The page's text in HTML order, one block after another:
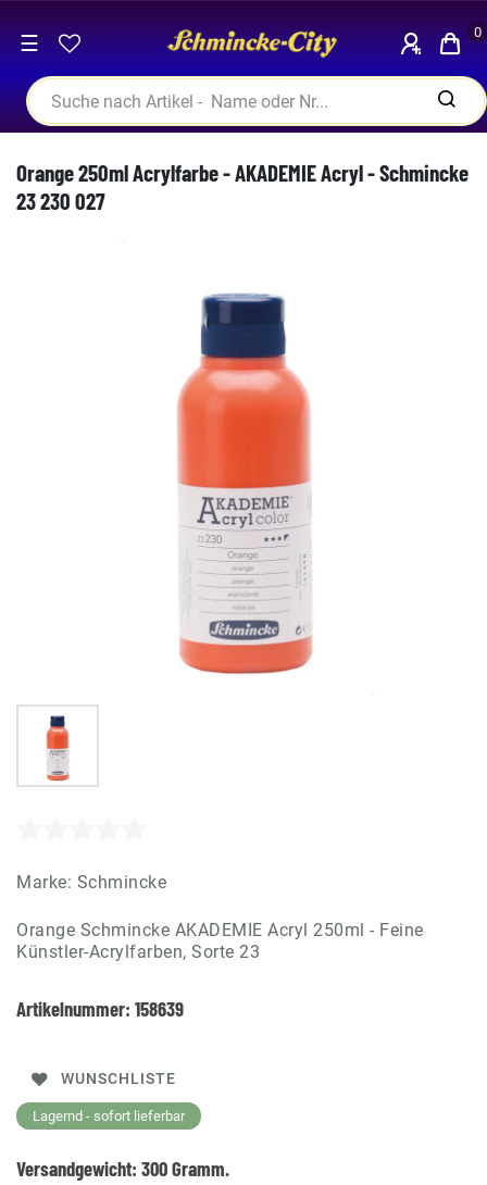
☰ 0
Orange 250ml Acrylfarbe - AKADEMIE Acryl - Schmincke
23 230 027
Marke: Schmincke
Orange Schmincke AKADEMIE Acryl 250ml - Feine
Künstler-Acrylfarben, Sorte 23
Artikelnummer: 158639
WUNSCHLISTE
Lagernd - sofort lieferbar
Versandgewicht: 300Gramm.